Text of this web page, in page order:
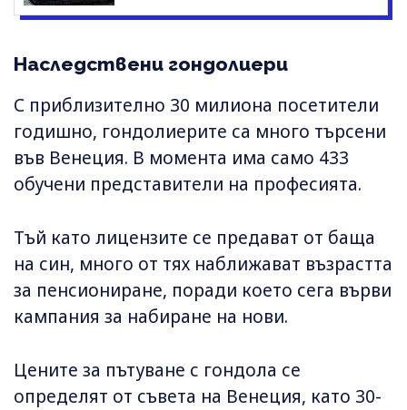
Наследствени гондолиери
С приблизително 30 милиона посетители
годишно, гондолиерите са много търсени
във Венеция. В момента има само 433
обучени представители на професията.
Тъй като лицензите се предават от баща
на син, много от тях наближават възрастта
за пенсиониране, поради което сега върви
кампания за набиране на нови.
Цените за пътуване с гондола се
определят от съвета на Венеция, като 30-